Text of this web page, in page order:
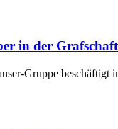
in der
Gruppe